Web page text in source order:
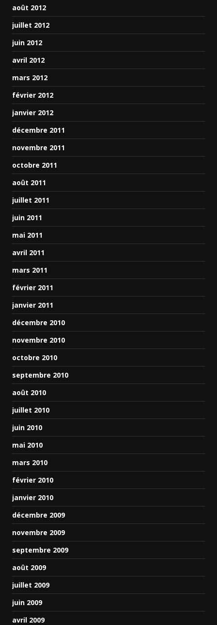
août 2012
juillet 2012
juin 2012
avril 2012
mars 2012
février 2012
janvier 2012
décembre 2011
novembre 2011
octobre 2011
août 2011
juillet 2011
juin 2011
mai 2011
avril 2011
mars 2011
février 2011
janvier 2011
décembre 2010
novembre 2010
octobre 2010
septembre 2010
août 2010
juillet 2010
juin 2010
mai 2010
mars 2010
février 2010
janvier 2010
décembre 2009
novembre 2009
septembre 2009
août 2009
juillet 2009
juin 2009
avril 2009